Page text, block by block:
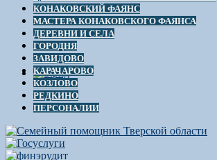
КОНАКОВСКИЙ ФАЯНС
МАСТЕРА КОНАКОВСКОГО ФАЯНСА
ДЕРЕВНИ И СЕЛА
ГОРОДНЯ
ЗАВИДОВО
КАРАЧАРОВО
КОЗЛОВО
РЕДКИНО
ПЕРСОНАЛИИ